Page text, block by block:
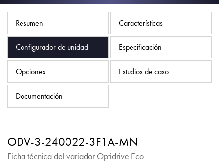
Resumen Características
Configurador de unidad Especificación
Opciones Estudios de caso
Documentación
ODV-3-240022-3F1A-MN
Ficha técnica del variador Optidrive Eco
Política de privacidad
Mapa del sitio
iSource